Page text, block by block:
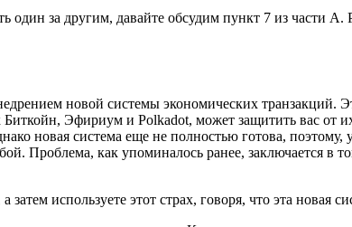
один за другим, давайте обсудим пункт 7 из части
новой системы экономических
Эфириум и Polkadot, может защитить вас от
новая система еще не полностью готова,
Проблема, как упоминалось ранее, заключается
используете этот страх, говоря, что эта новая